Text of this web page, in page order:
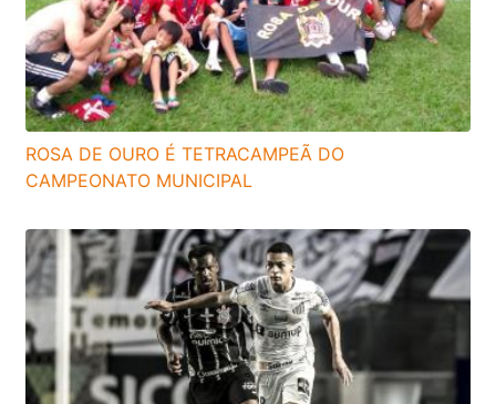
ROSA DE OURO É TETRACAMPEÃ DO
CAMPEONATO MUNICIPAL